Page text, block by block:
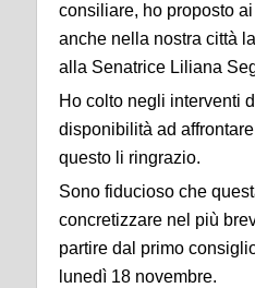
consiliare, ho proposto
anche nella nostra città
alla Senatrice Liliana
Ho colto negli interventi
disponibilità ad
questo li ringrazio.
Sono fiducioso che
concretizzare nel più
partire dal primo
lunedì 18 novembre.